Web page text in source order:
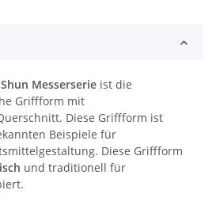
Messerserie ist die
Griffform mit
Diese Griffform ist
Beispiele für
Diese Griffform
und traditionell für